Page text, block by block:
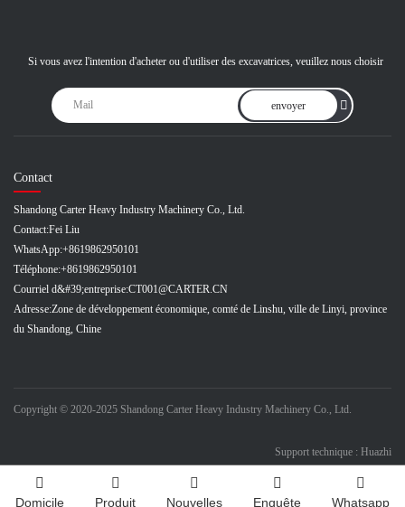
Si vous avez l'intention d'acheter ou d'utiliser des excavatrices, veuillez nous choisir
envoyer
Contact
Shandong Carter Heavy Industry Machinery Co., Ltd.
Contact:Fei Liu
WhatsApp:+8619862950101
Téléphone:+8619862950101
Courriel d&#39;entreprise:CT001@CARTER.CN
Adresse:Zone de développement économique, comté de Linshu, ville de Linyi, province
du Shandong, Chine
Copyright © 2020-2025 Shandong Carter Heavy Industry Machinery Co., Ltd.
Support technique : Huazhi
Domicile Produit Nouvelles Enquête Whatsapp